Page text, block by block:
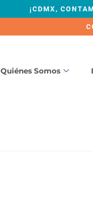
¡CDMX,
Quiénes Somos